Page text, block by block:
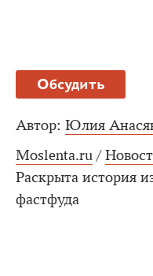
Обсудить
Автор: Юлия
Moslenta.ru /
Раскрыта история
фастфуда